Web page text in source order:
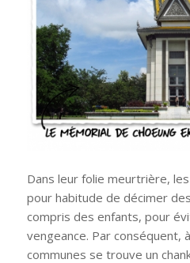
Dans leur folie meurtrière,
pour habitude de décimer
compris des enfants, pour
vengeance. Par conséquent,
communes se trouve un